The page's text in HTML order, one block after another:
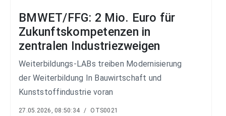
BMWET/FFG: 2 Mio. Euro für
Zukunftskompetenzen in
zentralen Industriezweigen
Weiterbildungs-LABs treiben Modernisierung
der Weiterbildung In Bauwirtschaft und
Kunststoffindustrie voran
27.05.2026, 08:50:34 / OTS0021